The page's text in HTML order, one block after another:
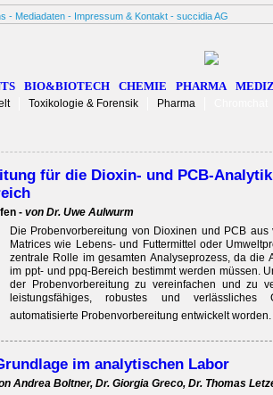
- Mediadaten - Impressum & Kontakt - succidia AG
BIO&BIOTECH CHEMIE PHARMA
Toxikologie & Forensik Pharma
für die Dioxin- und PCB-
- von Dr. Uwe Aulwurm
Die Probenvorbereitung von Dioxinen und PCB aus
Matrices wie Lebens- und Futtermittel oder
zentrale Rolle im gesamten Analyseprozess, da die
im ppt- und ppq-Bereich ­bestimmt werden müssen.
der Probenvorbereitung zu ­vereinfachen und zu
leistungsfähiges, robustes und
automatisierte Probenvorbereitung entwickelt worden.
im analytischen Labor
Andrea Boltner, Dr. Giorgia Greco, Dr. Thomas